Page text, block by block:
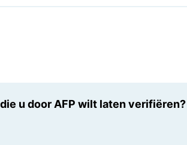
u door AFP wilt laten verifiëren?